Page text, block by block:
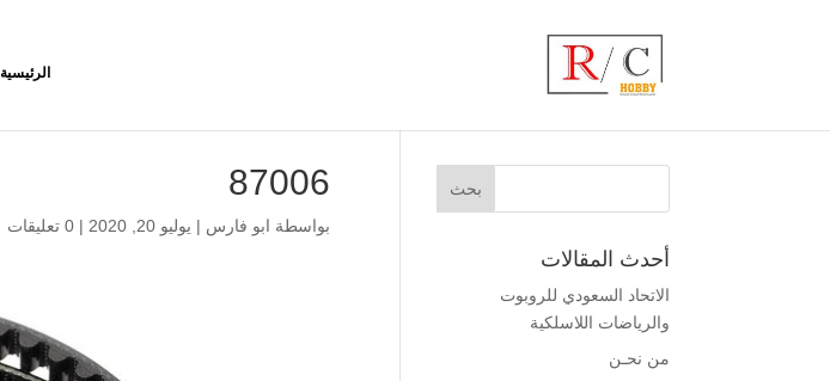
الرئيسية
87006
بواسطة ابو فارس | يوليو 20, 2020 | 0 تعليقات
أحدث المقالات
الاتحاد السعودي للروبوت
والرياضات اللاسلكية
من نحـن